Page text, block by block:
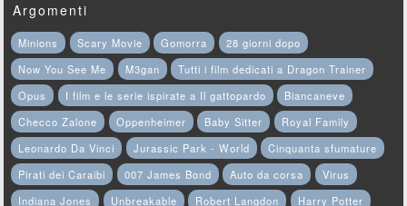
Argomenti
Minions Scary Movie Gomorra
28 giorni dopo
Now You See Me
M3gan
Tutti i film dedicati a Dragon Trainer
Opus
I film e le serie ispirate a Il gattopardo
Biancaneve
Checco Zalone
Oppenheimer Baby Sitter
Royal Family
Leonardo Da Vinci
Jurassic Park - World
Cinquanta sfumature
Pirati dei Caraibi
007 James Bond Auto da corsa
Virus
Indiana Jones
Unbreakable Robert Langdon
Harry Potter